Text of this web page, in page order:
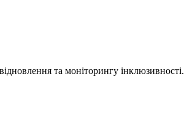
та моніторингу інклюзивності.